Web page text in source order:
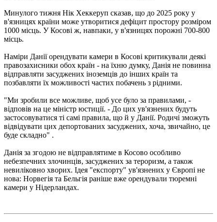
Минулого тижня Нік Хеккеруп сказав, що до 2025 року у
в'язницях країни може утворитися дефіцит простору розміром
1000 місць. У Косові ж, навпаки, у в'язницях порожні 700-800
місць.
Наміри Данії орендувати камери в Косові критикували деякі
правозахисники обох країн - на їхню думку, Данія не повинна
відправляти засуджених іноземців до інших країн та
позбавляти їх можливості частих побачень з рідними.
"Ми зробили все можливе, щоб усе було за правилами, -
відповів на це міністр юстиції. - До цих ув'язнених будуть
застосовуватися ті самі правила, що й у Данії. Родичі зможуть
відвідувати цих депортованих засуджених, хоча, звичайно, це
буде складно" .
Данія за згодою не відправлятиме в Косово особливо
небезпечних злочинців, засуджених за тероризм, а також
невиліковно хворих. Ідея "експорту" ув'язнених у Європі не
нова: Норвегія та Бельгія раніше вже орендували тюремні
камери у Нідерландах.